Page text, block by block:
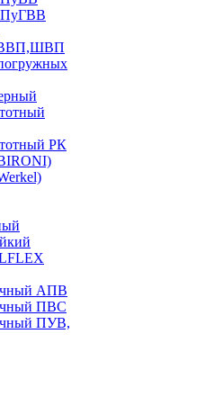
ПуГВВ
РК
АПВ
ПВС
ПУВ,